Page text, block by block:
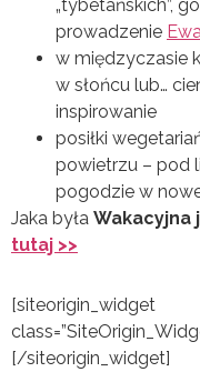
„tybetańskich”,
prowadzenie
w międzyczasie
w słońcu lub…
inspirowanie
posiłki
powietrzu – pod
pogodzie w
Jaka była Wakacyjna
tutaj >>
[siteorigin_widget
[/siteorigin_widget]